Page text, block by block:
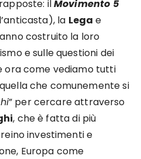
ilMovimento 5
la Lega e
costruito la loro
e sulle questioni dei
ora come vediamo tutti
che comunemente si
” per cercare attraverso
, che è fatta di più
investimenti e
Europa come